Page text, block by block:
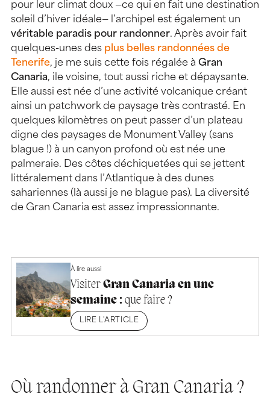
pour leur climat doux —ce qui en fait une destination
soleil d’hiver idéale— l’archipel est également un
véritable paradis pour randonner. Après avoir fait
quelques-unes des plus belles randonnées de
Tenerife, je me suis cette fois régalée à Gran
Canaria, ile voisine, tout aussi riche et dépaysante.
Elle aussi est née d’une activité volcanique créant
ainsi un patchwork de paysage très contrasté. En
quelques kilomètres on peut passer d’un plateau
digne des paysages de Monument Valley (sans
blague !) à un canyon profond où est née une
palmeraie. Des côtes déchiquetées qui se jettent
littéralement dans l’Atlantique à des dunes
sahariennes (là aussi je ne blague pas). La diversité
de Gran Canaria est assez impressionnante.
À lire aussi
VisiterGran Canaria en une
semaine :que faire ?
LIRE L'ARTICLE
Où randonner à Gran Canaria ?